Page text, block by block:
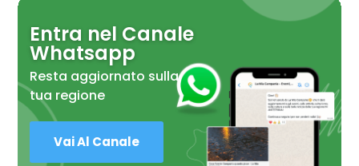
Entra nel Canale
Whatsapp
Resta aggiornato sulla
tua regione
Vai Al Canale